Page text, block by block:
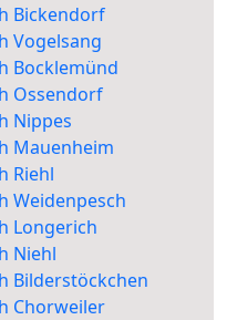
Bickendorf
Vogelsang
Bocklemünd
Ossendorf
Nippes
Mauenheim
Riehl
Weidenpesch
Longerich
Niehl
Bilderstöckchen
Chorweiler